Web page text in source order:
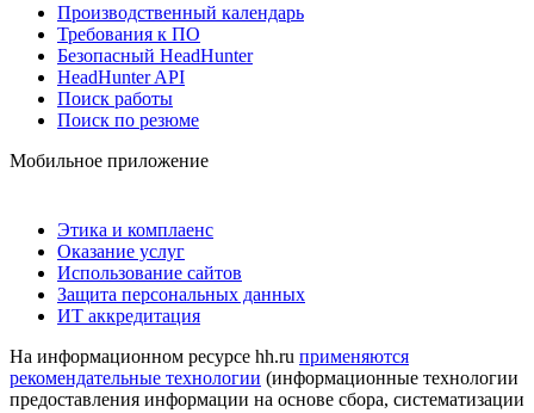
Производственный календарь
Требования к ПО
Безопасный HeadHunter
HeadHunter API
Поиск работы
Поиск по резюме
Мобильное приложение
Этика и комплаенс
Оказание услуг
Использование сайтов
Защита персональных данных
ИТ аккредитация
На информационном ресурсе hh.ru применяются
рекомендательные технологии (информационные технологии
предоставления информации на основе сбора, систематизации